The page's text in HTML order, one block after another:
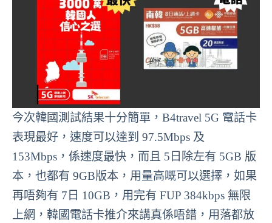
今次韓國測試結果十分簡單，B4travel 5G 電話卡
表現最好，速度可以達到 97.5Mbps 及
153Mbps，係速度最快，而且 5日除左有 5GB 版
本，也都有 9GB版本，用量高嘅可以選擇，如果
再唔夠有 7日 10GB，用完有 FUP 384kbps 無限
上網，韓國電話卡推介來講真係唔錯，用落都放